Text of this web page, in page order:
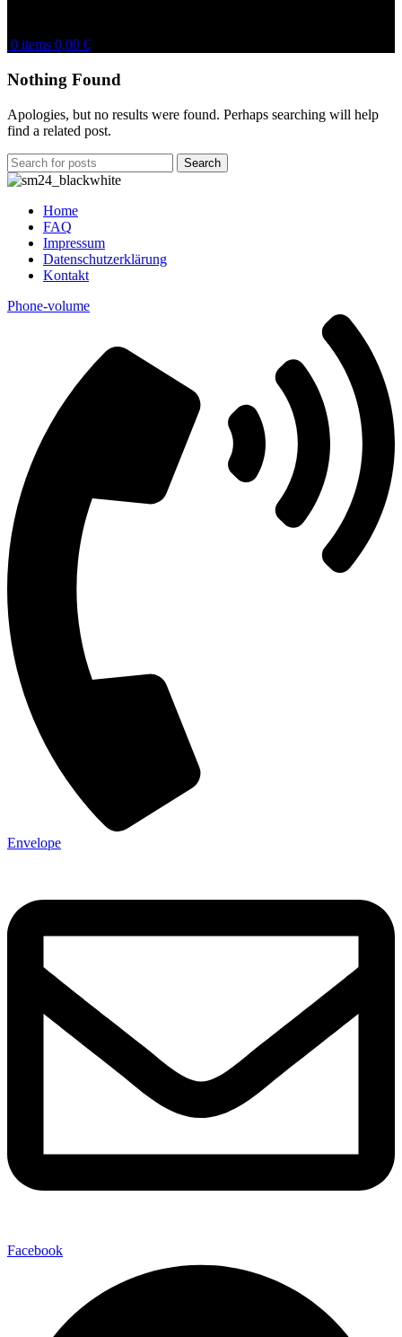
0 items 0,00 €
Nothing Found
Apologies, but no results were found. Perhaps searching will help
find a related post.
Search
Home
FAQ
Impressum
Datenschutzerklärung
Kontakt
Phone-volume
Envelope
Facebook